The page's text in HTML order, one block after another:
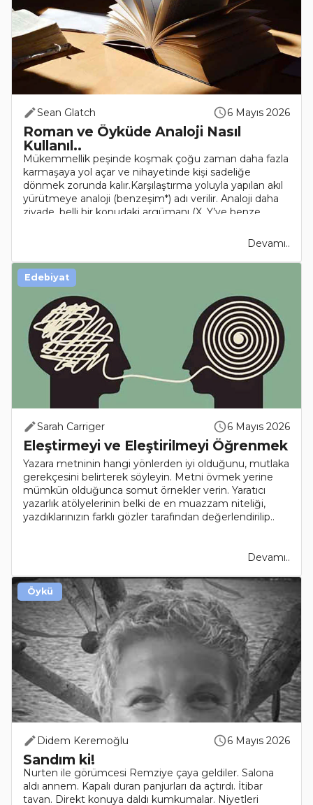
Sean Glatch 6 Mayıs 2026
Roman ve Öyküde Analoji Nasıl
Kullanıl..
Mükemmellik peşinde koşmak çoğu zaman daha fazla
karmaşaya yol açar ve nihayetinde kişi sadeliğe
dönmek zorunda kalır.Karşılaştırma yoluyla yapılan akıl
yürütmeye analoji (benzeşim*) adı verilir. Analoji daha
ziyade, belli bir konudaki argümanı (X, Y’ye benze..
Devamı..
Sarah Carriger 6 Mayıs 2026
Eleştirmeyi ve Eleştirilmeyi Öğrenmek
Yazara metninin hangi yönlerden iyi olduğunu, mutlaka
gerekçesini belirterek söyleyin. Metni övmek yerine
mümkün olduğunca somut örnekler verin. Yaratıcı
yazarlık atölyelerinin belki de en muazzam niteliği,
yazdıklarınızın farklı gözler tarafından değerlendirilip..
Devamı..
Edebiyat
Didem Keremoğlu 6 Mayıs 2026
Sandım ki!
Nurten ile görümcesi Remziye çaya geldiler. Salona
aldı annem. Kapalı duran panjurları da açtırdı. İtibar
tavan. Direkt konuya daldı kumkumalar. Niyetleri
Öykü